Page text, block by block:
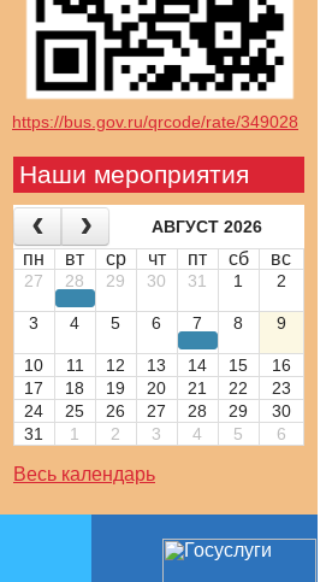
https://bus.gov.ru/qrcode/rate/349028
Наши мероприятия
АВГУСТ 2026
пн вт ср чт пт сб вс
27 28 29 30 31 1 2
3 4 5 6 7 8 9
10 11 12 13 14 15
16
17
18 19 20 21 22
23
24
25 26 27 28 29
30
31
1 2 3 4 5 6
Весь календарь